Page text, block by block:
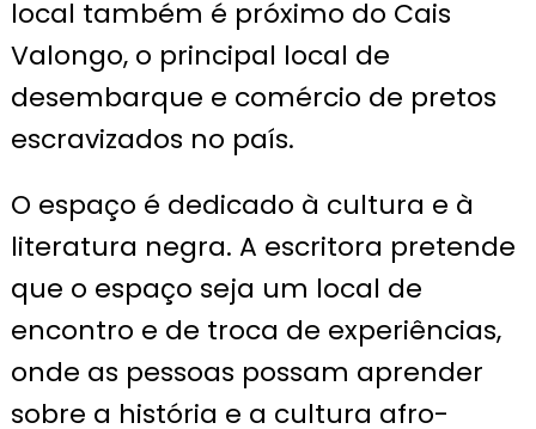
local também é próximo do Cais
Valongo, o principal local de
desembarque e comércio de pretos
escravizados no país.
O espaço é dedicado à cultura e à
literatura negra. A escritora pretende
que o espaço seja um local de
encontro e de troca de experiências,
onde as pessoas possam aprender
sobre a história e a cultura afro-